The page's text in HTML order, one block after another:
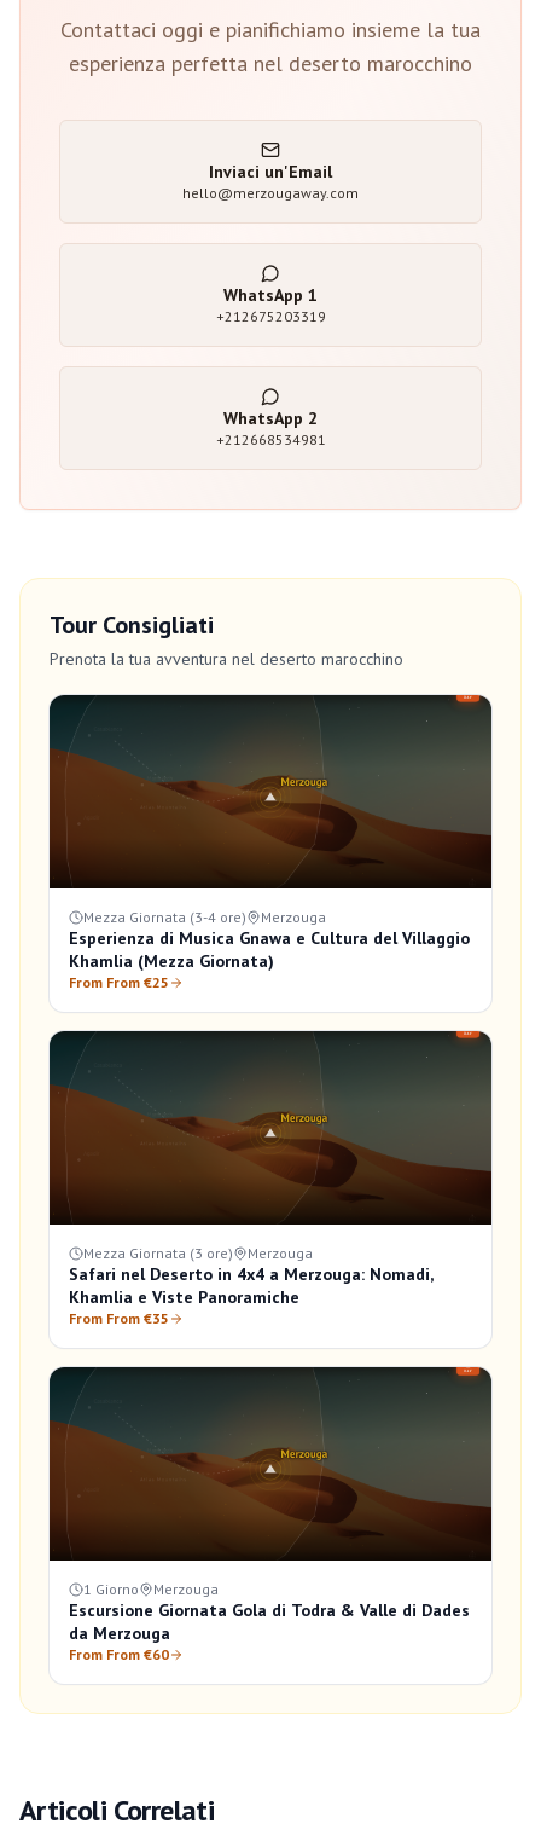
Contattaci oggi e pianifichiamo insieme la tua
esperienza perfetta nel deserto marocchino
Inviaci un'Email
hello@merzougaway.com
WhatsApp 1
+212675203319
WhatsApp 2
+212668534981
Tour Consigliati
Prenota la tua avventura nel deserto marocchino
Mezza Giornata (3-4 ore) Merzouga
Esperienza di Musica Gnawa e Cultura del Villaggio
Khamlia (Mezza Giornata)
From From €25
Mezza Giornata (3 ore) Merzouga
Safari nel Deserto in 4x4 a Merzouga: Nomadi,
Khamlia e Viste Panoramiche
From From €35
1 Giorno Merzouga
Escursione Giornata Gola di Todra & Valle di Dades
da Merzouga
From From €60
Articoli Correlati